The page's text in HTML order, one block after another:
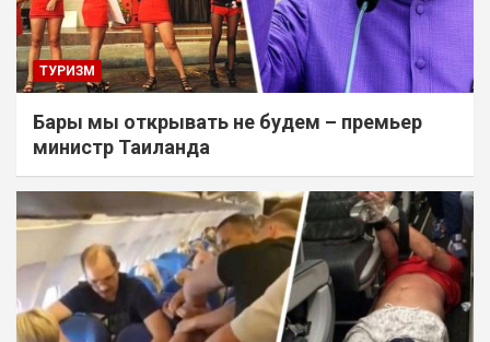
ТУРИЗМ
Бары мы открывать не будем – премьер
министр Таиланда